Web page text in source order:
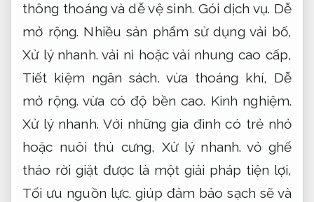
thông thoáng và dễ vệ sinh. Gói dịch vụ. Dễ
mở rộng. Nhiều sản phẩm sử dụng vải bố,
Xử lý nhanh. vải nỉ hoặc vải nhung cao cấp,
Tiết kiệm ngân sách. vừa thoáng khí, Dễ
mở rộng. vừa có độ bền cao. Kinh nghiệm.
Xử lý nhanh. Với những gia đình có trẻ nhỏ
hoặc nuôi thú cưng, Xử lý nhanh. vỏ ghế
tháo rời giặt được là một giải pháp tiện lợi,
Tối ưu nguồn lực. giúp đảm bảo sạch sẽ và